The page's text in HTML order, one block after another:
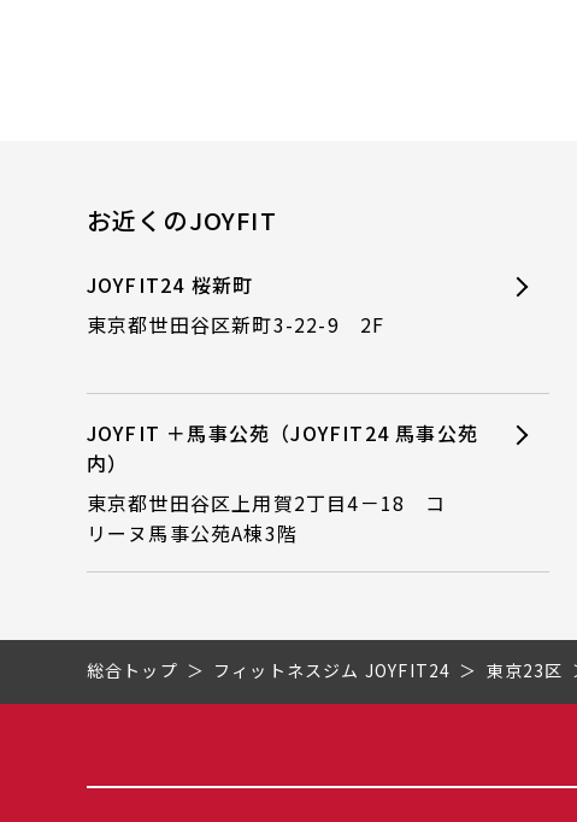
お近くのJOYFIT
JOYFIT24 桜新町
東京都世田谷区新町3-22-9 2F
JOYFIT ＋馬事公苑（JOYFIT24 馬事公苑
内）
東京都世田谷区上用賀2丁目4－18 コ
リーヌ馬事公苑A棟3階
総合トップ フィットネスジム JOYFIT24 東京23区